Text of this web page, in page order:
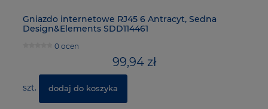
Gniazdo internetowe RJ45 6 Antracyt, Sedna
Design&Elements SDD114461
0 ocen
99,94 zł
szt. dodaj do koszyka